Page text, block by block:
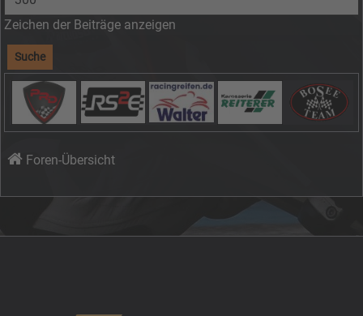
Zeichen der Beiträge anzeigen
Foren-Übersicht